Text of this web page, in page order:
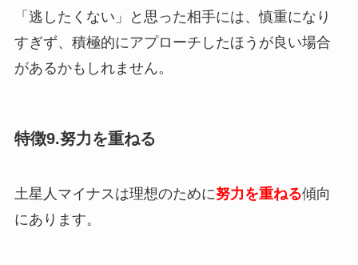
「逃したくない」と思った相手には、慎重になり
すぎず、積極的にアプローチしたほうが良い場合
があるかもしれません。
特徴9.努力を重ねる
土星人マイナスは理想のために努力を重ねる傾向
にあります。